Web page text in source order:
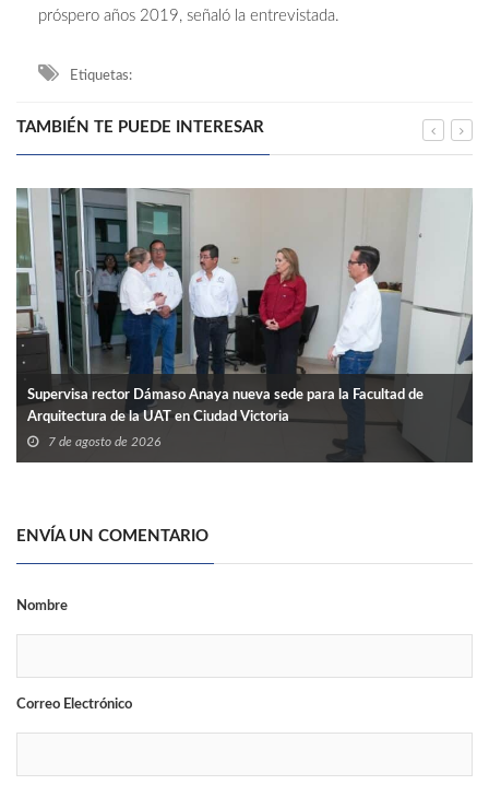
próspero años 2019, señaló la entrevistada.
Etiquetas:
TAMBIÉN TE PUEDE INTERESAR
Supervisa rector Dámaso Anaya nueva sede para la Facultad de
Arquitectura de la UAT en Ciudad Victoria
7 de agosto de 2026
ENVÍA UN COMENTARIO
Nombre
Correo Electrónico